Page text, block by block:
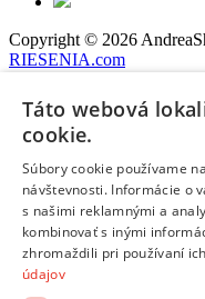
Copyright © 2026
RIESENIA.com
Pravidlá ochrany osobných
Zmluvné podmienky .
Hups! Niečo sa pokazilo.
Obnoviť stránku
Chcem sa prihlásiť
Táto webová
cookie.
Súbory cookie používame
návštevnosti. Informácie o
s našimi reklamnými a
kombinovať s inými
zhromaždili pri používaní
údajov